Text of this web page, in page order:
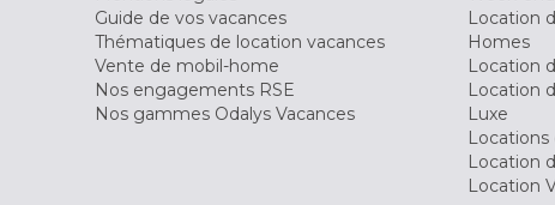
Guide de vos vacances
Thématiques de location vacances
Vente de mobil-home
Nos engagements RSE
Nos gammes Odalys Vacances
Location
Homes
Location
Location
Luxe
Location
Location